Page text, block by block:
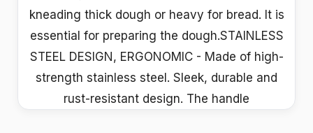
kneading thick dough or heavy for bread. It is
essential for preparing the dough.STAINLESS
STEEL DESIGN, ERGONOMIC - Made of high-
strength stainless steel. Sleek, durable and
rust-resistant design. The handle